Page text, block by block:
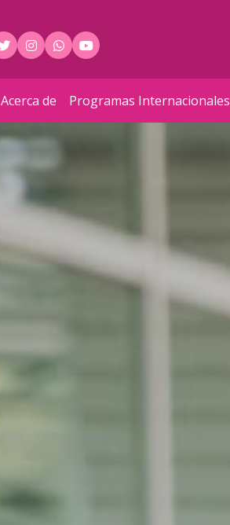
Acerca de Programas Internacionales